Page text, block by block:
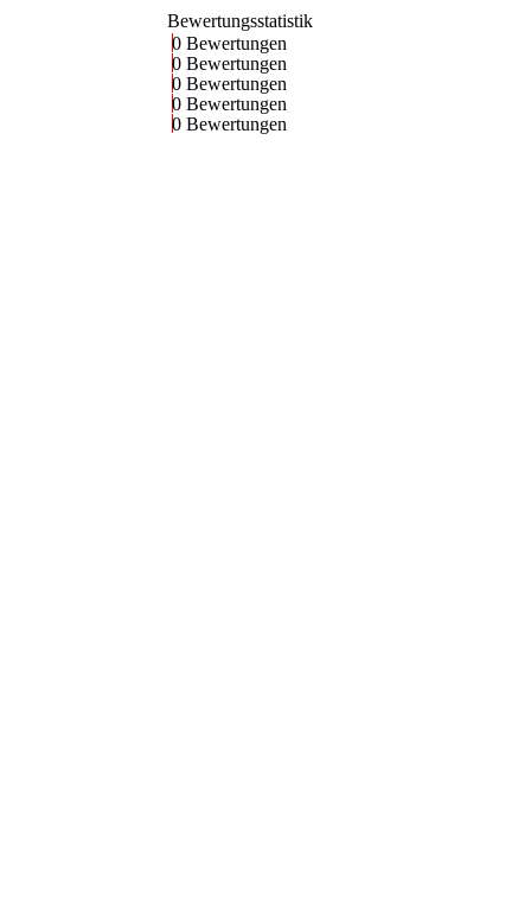
Bewertungsstatistik
0 Bewertungen
0 Bewertungen
0 Bewertungen
0 Bewertungen
0 Bewertungen